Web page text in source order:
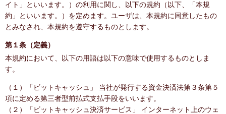
イト」といいます。）の利用に関し、以下の規約（以下、「本規
約」といいます。）を定めます。ユーザは、本規約に同意したもの
とみなされ、本規約を遵守するものとします。
第１条（定義）
本規約において、以下の用語は以下の意味で使用するものとしま
す。
（１）「ビットキャッシュ」 当社が発行する資金決済法第３条第５
項に定める第三者型前払式支払手段をいいます。
（２）「ビットキャッシュ決済サービス」 インターネット上のウェ